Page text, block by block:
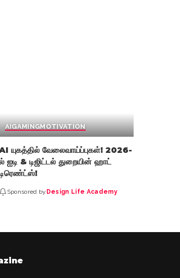
AIGAMINGMOTIVATION
யுகத்தில் வேலைவாய்ப்புகள்! 2026-
ஐடி & டிஜிட்டல் துறையின் ஹாட்
Sponsored by Design Life Academy